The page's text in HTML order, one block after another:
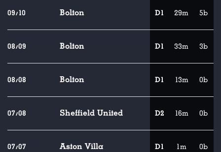
09/10 Bolton D1 29m 5b
08/09 Bolton D1 33m 3b
08/08 Bolton D1 13m 0b
07/08 Sheffield United D2 16m 0b
07/07 Aston Villa D1 1m 0b